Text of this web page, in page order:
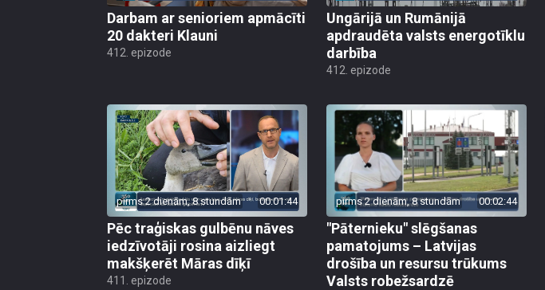
Darbam ar senioriem apmācīti
20 dakteri Klauni
412. epizode
Ungārijā un Rumānijā
apdraudēta valsts energotīklu
darbība
412. epizode
pirms 2 dienām, 8 stundām 00:01:44
Pēc traģiskas gulbēnu nāves
iedzīvotāji rosina aizliegt
makšķerēt Māras dīķī
411. epizode
pirms 2 dienām, 8 stundām 00:02:44
"Pāternieku" slēgšanas
pamatojums – Latvijas
drošība un resursu trūkums
Valsts robežsardzē